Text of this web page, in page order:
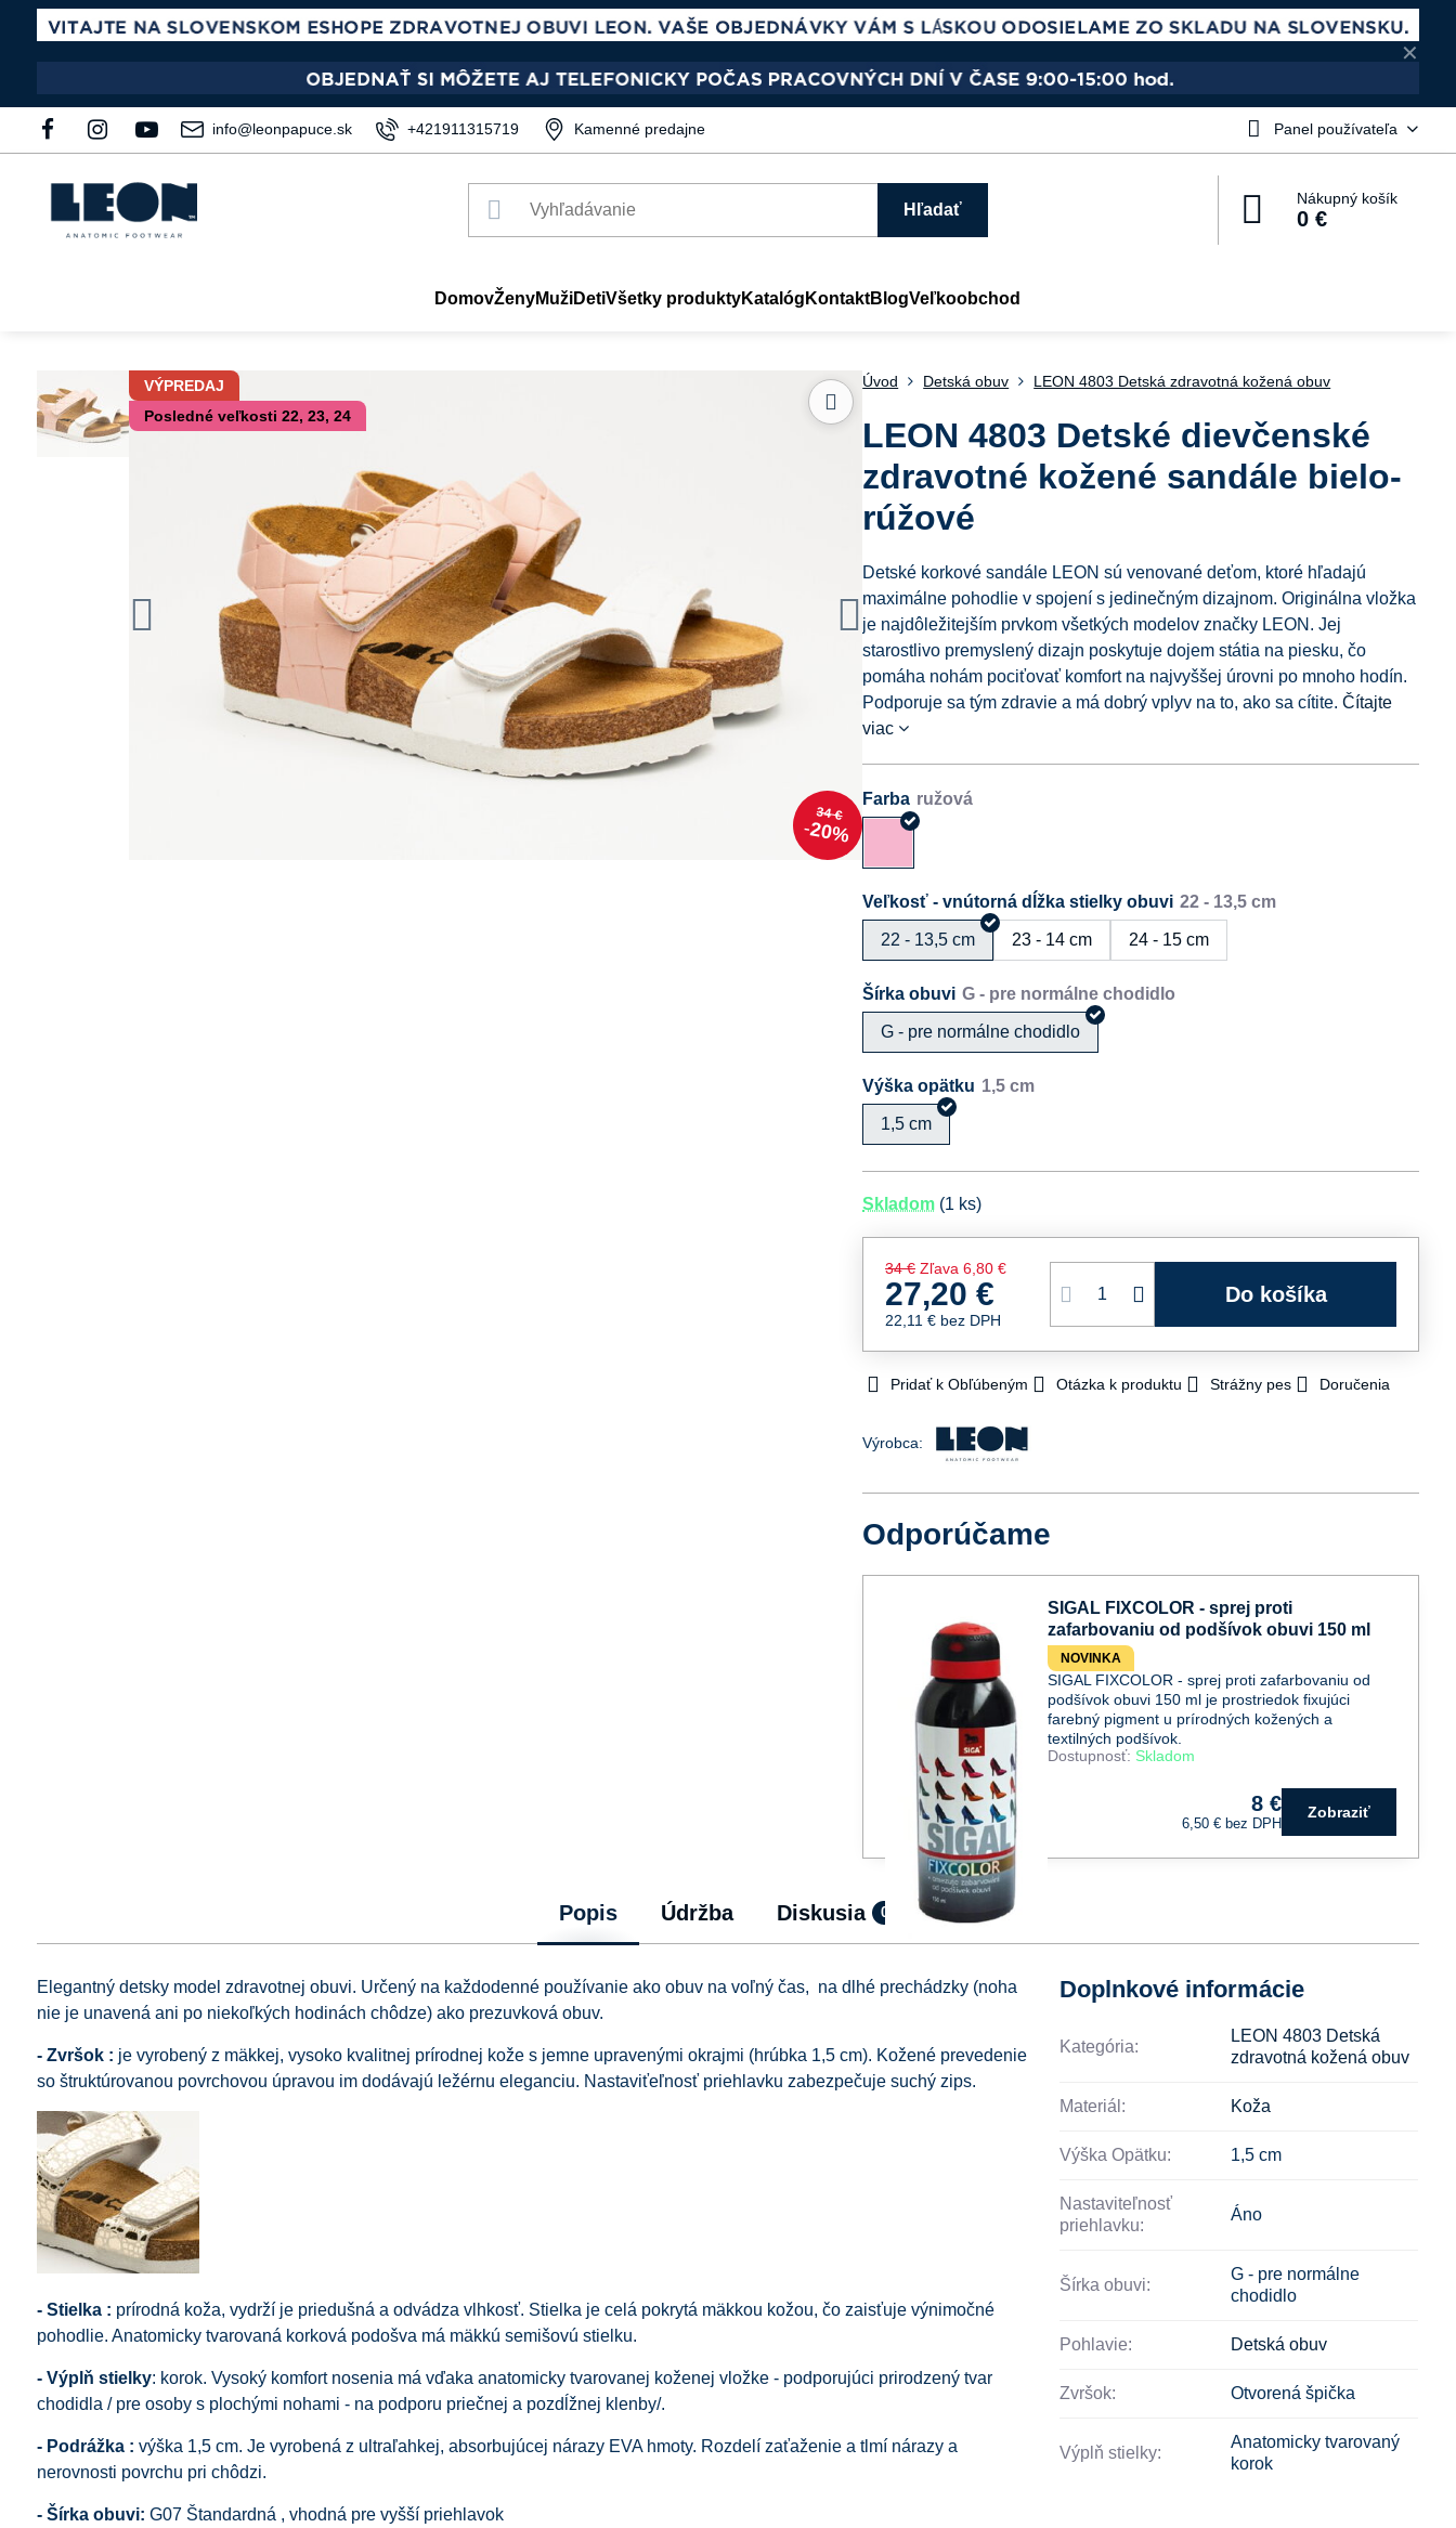
✕
info@leonpapuce.sk +421911315719 Kamenné predajne Panel používateľa
Hľadať
Nákupný košík
0 €
DomovŽenyMužiDetiVšetky produktyKatalóg KontaktBlogVeľkoobchod
VÝPREDAJ
Posledné veľkosti 22, 23, 24
34 €
20%
Úvod Detská obuv LEON 4803 Detská zdravotná kožená obuv
LEON 4803 Detské dievčenské
zdravotné kožené sandále bielo-
rúžové
Detské korkové sandále LEON sú venované deťom, ktoré hľadajú
maximálne pohodlie v spojení s jedinečným dizajnom. Originálna vložka
je najdôležitejším prvkom všetkých modelov značky LEON. Jej
starostlivo premyslený dizajn poskytuje dojem státia na piesku, čo
pomáha nohám pociťovať komfort na najvyššej úrovni po mnoho hodín.
Podporuje sa tým zdravie a má dobrý vplyv na to, ako sa cítite.Čítajte
viac
Farba
Veľkosť - vnútorná dĺžka stielky obuvi
22 - 13,5 cm 23 - 14 cm 24 - 15 cm
Šírka obuvi
G - pre normálne chodidlo
Výška opätku
1,5 cm
Skladom (1 ks)
34 € Zľava 6,80 €
27,20 €
22,11 € bez DPH
Do košíka
Pridať k Obľúbeným Otázka k produktu Strážny pes Doručenia
Výrobca:
Odporúčame
SIGAL FIXCOLOR - sprej proti
zafarbovaniu od podšívok obuvi 150 ml
NOVINKA
SIGAL FIXCOLOR - sprej proti zafarbovaniu od
podšívok obuvi 150 ml je prostriedok fixujúci
farebný pigment u prírodných kožených a
textilných podšívok.
Dostupnosť: Skladom
8 €
6,50 € bez DPH
Zobraziť
Popis Údržba Diskusia 0
Elegantný detsky model zdravotnej obuvi. Určený na každodenné používanie ako obuv na voľný čas, na dlhé prechádzky (noha
nie je unavená ani po niekoľkých hodinách chôdze) ako prezuvková obuv.
- Zvršok : je vyrobený z mäkkej, vysoko kvalitnej prírodnej kože s jemne upravenými okrajmi (hrúbka 1,5 cm). Kožené prevedenie
so štruktúrovanou povrchovou úpravou im dodávajú ležérnu eleganciu. Nastaviťeľnosť priehlavku zabezpečuje suchý zips.
- Stielka : prírodná koža, vydrží je priedušná a odvádza vlhkosť. Stielka je celá pokrytá mäkkou kožou, čo zaisťuje výnimočné
pohodlie. Anatomicky tvarovaná korková podošva má mäkkú semišovú stielku.
- Výplň stielky: korok. Vysoký komfort nosenia má vďaka anatomicky tvarovanej koženej vložke - podporujúci prirodzený tvar
chodidla / pre osoby s plochými nohami - na podporu priečnej a pozdĺžnej klenby/.
- Podrážka : výška 1,5 cm. Je vyrobená z ultraľahkej, absorbujúcej nárazy EVA hmoty. Rozdelí zaťaženie a tlmí nárazy a
nerovnosti povrchu pri chôdzi.
- Šírka obuvi: G07 Štandardná , vhodná pre vyšší priehlavok
Doplnkové informácie
Kategória:
LEON 4803 Detská
zdravotná kožená obuv
Materiál: Koža
Výška Opätku: 1,5 cm
Nastaviteľnosť
priehlavku:
Áno
Šírka obuvi:
G - pre normálne
chodidlo
Pohlavie: Detská obuv
Zvršok: Otvorená špička
Výplň stielky:
Anatomicky tvarovaný
korok